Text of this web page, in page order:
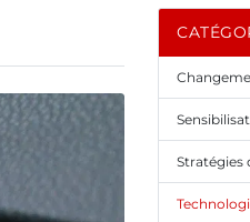
Stratégies